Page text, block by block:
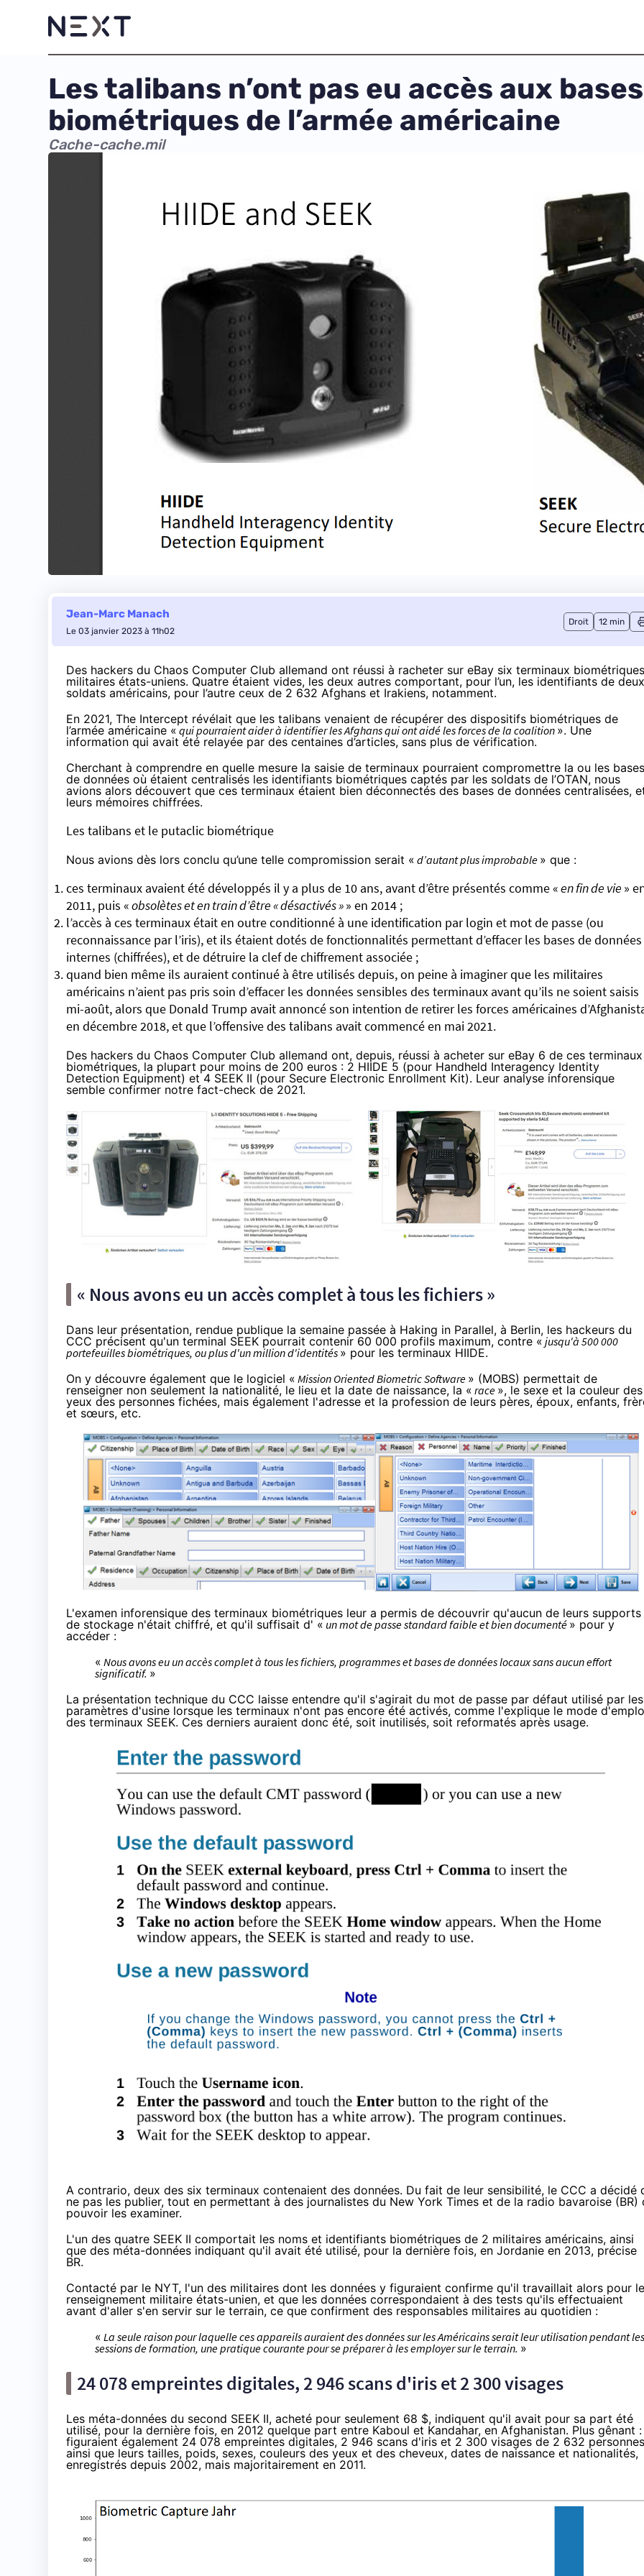
Les talibans n’ont pas eu accès aux
biométriques de l’armée américaine
Cache-cache.mil
Jean-Marc Manach
Le 03 janvier 2023 à 11h02
Droit 12 min
Des hackers du Chaos Computer Club allemand ont réussi à racheter sur eBay six terminaux biométriques
militaires états-uniens. Quatre étaient vides, les deux autres comportant, pour l’un, les identifiants de deux
soldats américains, pour l’autre ceux de 2 632 Afghans et Irakiens, notamment.
En 2021, The Intercept révélait que les talibans venaient de récupérer des dispositifs biométriques de
l’armée américaine «qui pourraient aider à identifier les Afghans qui ont aidé les forces de la coalition ». Une
information qui avait été relayée par des centaines d’articles, sans plus de vérification.
Cherchant à comprendre en quelle mesure la saisie de terminaux pourraient compromettre la ou les bases
de données où étaient centralisés les identifiants biométriques captés par les soldats de l’OTAN, nous
avions alors découvert que ces terminaux étaient bien déconnectés des bases de données centralisées,
leurs mémoires chiffrées.
Les talibans et le putaclic biométrique
Nous avions dès lors conclu qu’une telle compromission serait « d’autant plus improbable » que :
ces terminaux avaient été développés il y a plus de 10 ans, avant d’être présentés comme «en fin de vie »
2011, puis «obsolètes et en train d’être « désactivés »» en 2014 ;
l’accès à ces terminaux était en outre conditionné à une identification par login et mot de passe (ou
reconnaissance par l’iris), et ils étaient dotés de fonctionnalités permettant d’effacer les bases de données
internes (chiffrées), et de détruire la clef de chiffrement associée ;
quand bien même ils auraient continué à être utilisés depuis, on peine à imaginer que les militaires
américains n’aient pas pris soin d’effacer les données sensibles des terminaux avant qu’ils ne soient saisis
mi-août, alors que Donald Trump avait annoncé son intention de retirer les forces américaines
en décembre 2018, et que l’offensive des talibans avait commencé en mai 2021.
Des hackers du Chaos Computer Club allemand ont, depuis, réussi à acheter sur eBay 6 de ces terminaux
biométriques, la plupart pour moins de 200 euros : 2 HIIDE 5 (pour Handheld Interagency Identity
Detection Equipment) et 4 SEEK II (pour Secure Electronic Enrollment Kit). Leur analyse inforensique
semble confirmer notre fact-check de 2021.
« Nous avons eu un accès complet à tous les fichiers »
Dans leur présentation, rendue publique la semaine passée à Haking in Parallel, à Berlin, les hackeurs du
CCC précisent qu'un terminal SEEK pourrait contenir 60 000 profils maximum, contre «jusqu'à 500 000
portefeuilles biométriques, ou plus d'un million d'identités » pour les terminaux HIIDE.
On y découvre également que le logiciel « Mission Oriented Biometric Software » (MOBS) permettait de
renseigner non seulement la nationalité, le lieu et la date de naissance, la « race », le sexe et la couleur des
yeux des personnes fichées, mais également l'adresse et la profession de leurs pères, époux, enfants,
et sœurs, etc.
L'examen inforensique des terminaux biométriques leur a permis de découvrir qu'aucun de leurs supports
de stockage n'était chiffré, et qu'il suffisait d' « un mot de passe standard faible et bien documenté » pour y
accéder :
« Nous avons eu un accès complet à tous les fichiers, programmes et bases de données locaux sans aucun effort
significatif. »
La présentation technique du CCC laisse entendre qu'il s'agirait du mot de passe par défaut utilisé par les
paramètres d'usine lorsque les terminaux n'ont pas encore été activés, comme l'explique le mode
des terminaux SEEK. Ces derniers auraient donc été, soit inutilisés, soit reformatés après usage.
A contrario, deux des six terminaux contenaient des données. Du fait de leur sensibilité, le CCC a décidé
ne pas les publier, tout en permettant à des journalistes du New York Times et de la radio bavaroise (BR)
pouvoir les examiner.
L'un des quatre SEEK II comportait les noms et identifiants biométriques de 2 militaires américains, ainsi
que des méta-données indiquant qu'il avait été utilisé, pour la dernière fois, en Jordanie en 2013, précise
BR.
Contacté par le NYT, l'un des militaires dont les données y figuraient confirme qu'il travaillait alors pour le
renseignement militaire états-unien, et que les données correspondaient à des tests qu'ils effectuaient
avant d'aller s'en servir sur le terrain, ce que confirment des responsables militaires au quotidien :
« La seule raison pour laquelle ces appareils auraient des données sur les Américains serait leur utilisation pendant les
sessions de formation, une pratique courante pour se préparer à les employer sur le terrain. »
24 078 empreintes digitales, 2 946 scans d'iris et 2 300 visages
Les méta-données du second SEEK II, acheté pour seulement 68 $, indiquent qu'il avait pour sa part été
utilisé, pour la dernière fois, en 2012 quelque part entre Kaboul et Kandahar, en Afghanistan. Plus gênant
figuraient également 24 078 empreintes digitales, 2 946 scans d'iris et 2 300 visages de 2 632
ainsi que leurs tailles, poids, sexes, couleurs des yeux et des cheveux, dates de naissance et nationalités,
enregistrés depuis 2002, mais majoritairement en 2011.